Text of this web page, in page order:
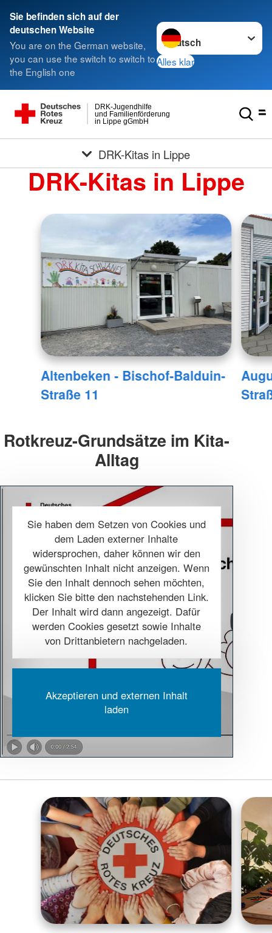
Sie befinden sich auf der
deutschen Website
You are on the German website,
you can use the switch to switch to
the English one
Sprache wechseln zu
Alles klar
in Lippe gGmbH
und Familienförderung
DRK-Jugendhilfe
DRK-Kitas in Lippe
DRK-Kitas in Lippe
Altenbeken - Bischof-Balduin-
Straße 11
Rotkreuz-Grundsätze im Kita-
Alltag
Sie haben dem Setzen von Cookies und
dem Laden externer Inhalte
widersprochen, daher können wir den
gewünschten Inhalt nicht anzeigen. Wenn
Sie den Inhalt dennoch sehen möchten,
klicken Sie bitte den nachstehenden Link.
Der Inhalt wird dann angezeigt. Dafür
werden Cookies gesetzt sowie Inhalte
von Drittanbietern nachgeladen.
Akzeptieren und externen Inhalt
laden